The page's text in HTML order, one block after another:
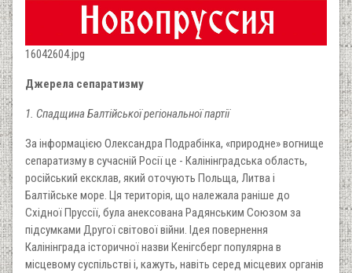
16042604.jpg
Джерела сепаратизму
1. Спадщина Балтійської регіональної партії
За інформацією Олександра Подрабінка, «природне» вогнище
сепаратизму в сучасній Росії це - Калінінградська область,
російський ексклав, який оточують Польща, Литва і
Балтійське море. Ця територія, що належала раніше до
Східної Пруссії, була анексована Радянським Союзом за
підсумками Другої світової війни. Ідея повернення
Калінінграда історичної назви Кенігсберг популярна в
місцевому суспільстві і, кажуть, навіть серед місцевих органів